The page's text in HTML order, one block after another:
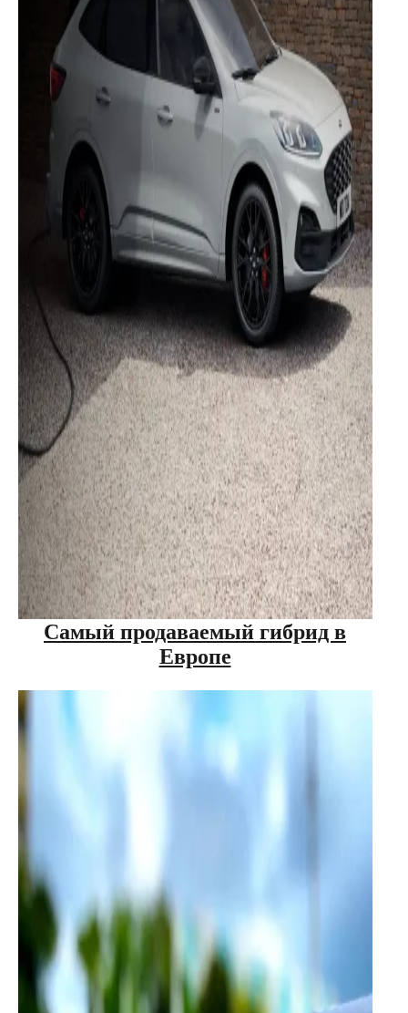
Самый продаваемый гибрид в
Европе